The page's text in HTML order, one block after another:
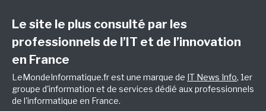
Le site le plus consulté par les
professionnels de l’IT et de l’innovation
en France
LeMondeInformatique.fr est une marque de IT News Info, 1er
groupe d'information et de services dédié aux professionnels
de l'informatique en France.